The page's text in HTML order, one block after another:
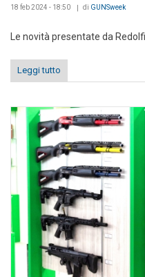
18 feb 2024 - 18:50 di GUNSweek
Le novità presentate da
Leggi tutto